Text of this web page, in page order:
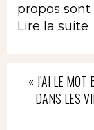
propos sont
Lire la suite
« J’AI LE
DANS LES